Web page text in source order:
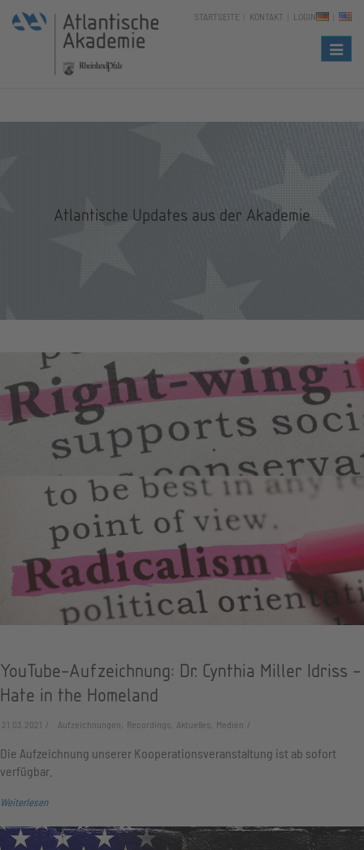
STARTSEITE KONTAKT LOGIN
Atlantische Updates aus der Akademie
YouTube-Aufzeichnung: Dr. Cynthia Miller Idriss -
Hate in the Homeland
21.03.2021 Aufzeichnungen, Recordings, Aktuelles, Medien
Die Aufzeichnung unserer Kooperationsveranstaltung ist ab sofort
verfügbar.
Weiterlesen